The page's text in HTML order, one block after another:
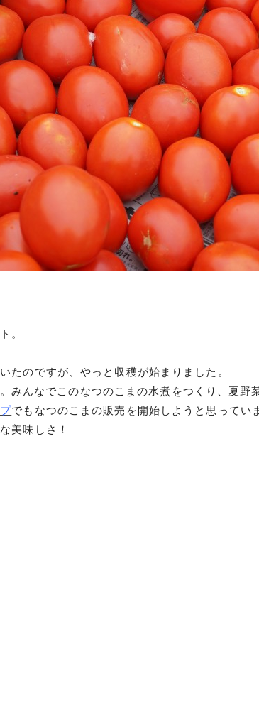
。
たのですが、やっと収穫が始まりました。
みんなでこのなつのこまの水煮をつくり、夏野
でもなつのこまの販売を開始しようと思ってい
美味しさ！